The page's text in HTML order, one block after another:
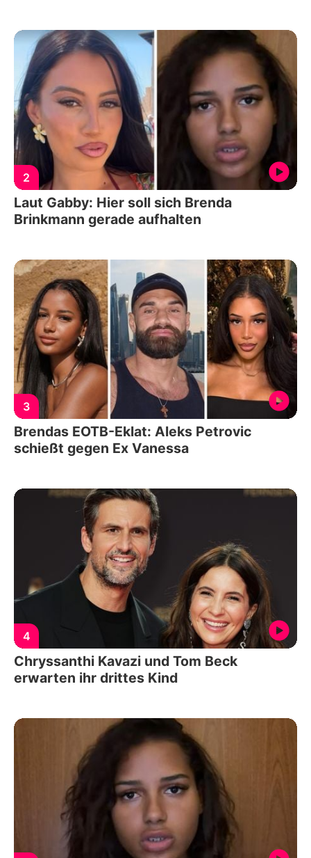
2
Laut Gabby: Hier soll sich Brenda
Brinkmann gerade aufhalten
3
Brendas EOTB-Eklat: Aleks Petrovic
schießt gegen Ex Vanessa
4
Chryssanthi Kavazi und Tom Beck
erwarten ihr drittes Kind